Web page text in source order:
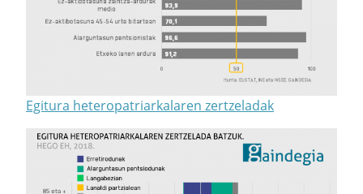
Egitura heteropatriarkalaren zertzeladak